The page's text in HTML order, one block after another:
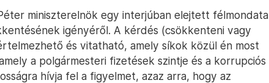
miniszterelnök egy interjúban elejtett félmondata
igényéről. A kérdés (csökkenteni vagy
és vitatható, amely síkok közül én most
a polgármesteri fizetések szintje és a korrupciós
hívja fel a figyelmet, azaz arra, hogy az